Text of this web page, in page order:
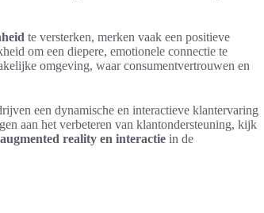
te versterken, merken vaak een positieve
om een diepere, emotionele connectie te
omgeving, waar consumentvertrouwen en
een dynamische en interactieve klantervaring
aan het verbeteren van klantondersteuning, kijk
augmented reality en interactie in de